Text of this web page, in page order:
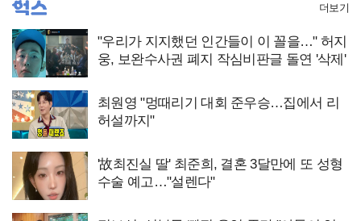
"우리가 지지했던 인간들이 이 꼴을…" 허지
웅, 보완수사권 폐지 작심비판글 돌연 '삭제'
최원영 "멍때리기 대회 준우승…집에서 리
허설까지"
'故최진실 딸' 최준희, 결혼 3달만에 또 성형
수술 예고…"설렌다"
더보기